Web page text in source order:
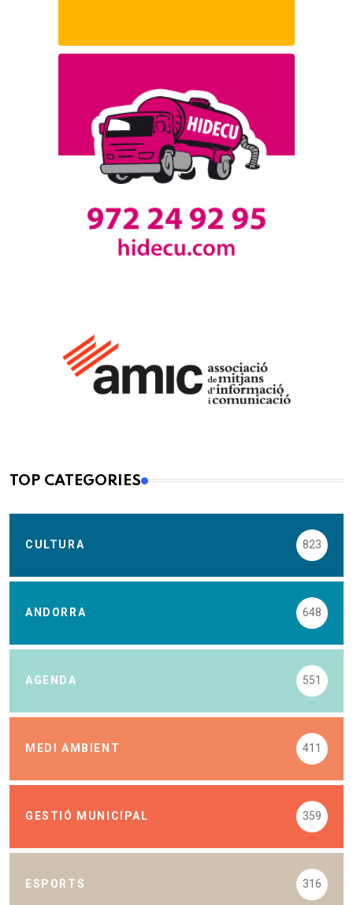
TOP CATEGORIES
CULTURA 823
ANDORRA 648
AGENDA 551
MEDI AMBIENT 411
GESTIÓ MUNICIPAL 359
ESPORTS 316